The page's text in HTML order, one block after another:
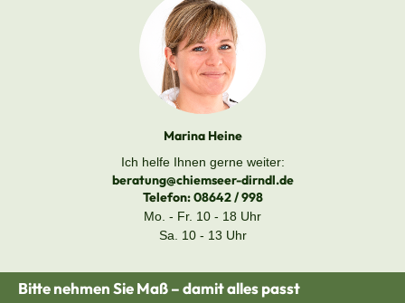
Marina Heine
Ich helfe Ihnen gerne weiter:
beratung@chiemseer-dirndl.de
Telefon:08642 / 998
Mo. - Fr. 10 - 18 Uhr
Sa. 10 - 13 Uhr
Bitte nehmen Sie Maß – damit alles passt